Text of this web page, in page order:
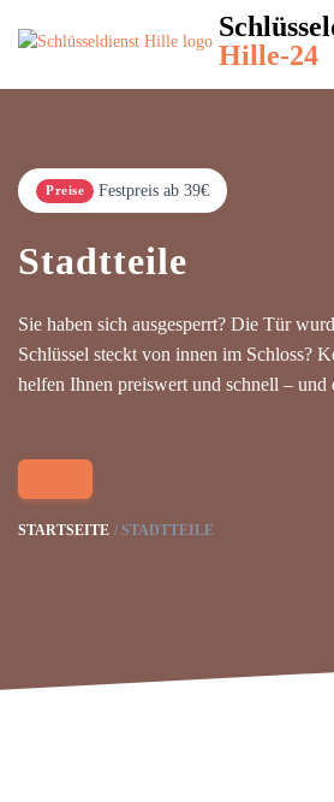
Hille-24
Preise Festpreis ab 39€
Stadtteile
Sie haben sich ausgesperrt? Die Tür
Schlüssel steckt von innen im Schloss?
helfen Ihnen preiswert und schnell – und
STARTSEITE STADTTEILE